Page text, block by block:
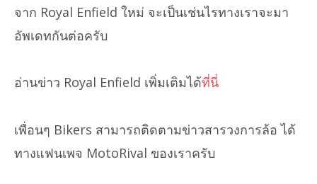
จาก Royal Enfield ใหม่ จะเป็นเช่นไรทางเราจะมา
อัพเดทกันต่อครับ
อ่านข่าว Royal Enfield เพิ่มเติมได้ที่นี่
เพื่อนๆ Bikers สามารถติดตามข่าวสารวงการล้อ ได้
ทางแฟนเพจ MotoRival ของเราครับ